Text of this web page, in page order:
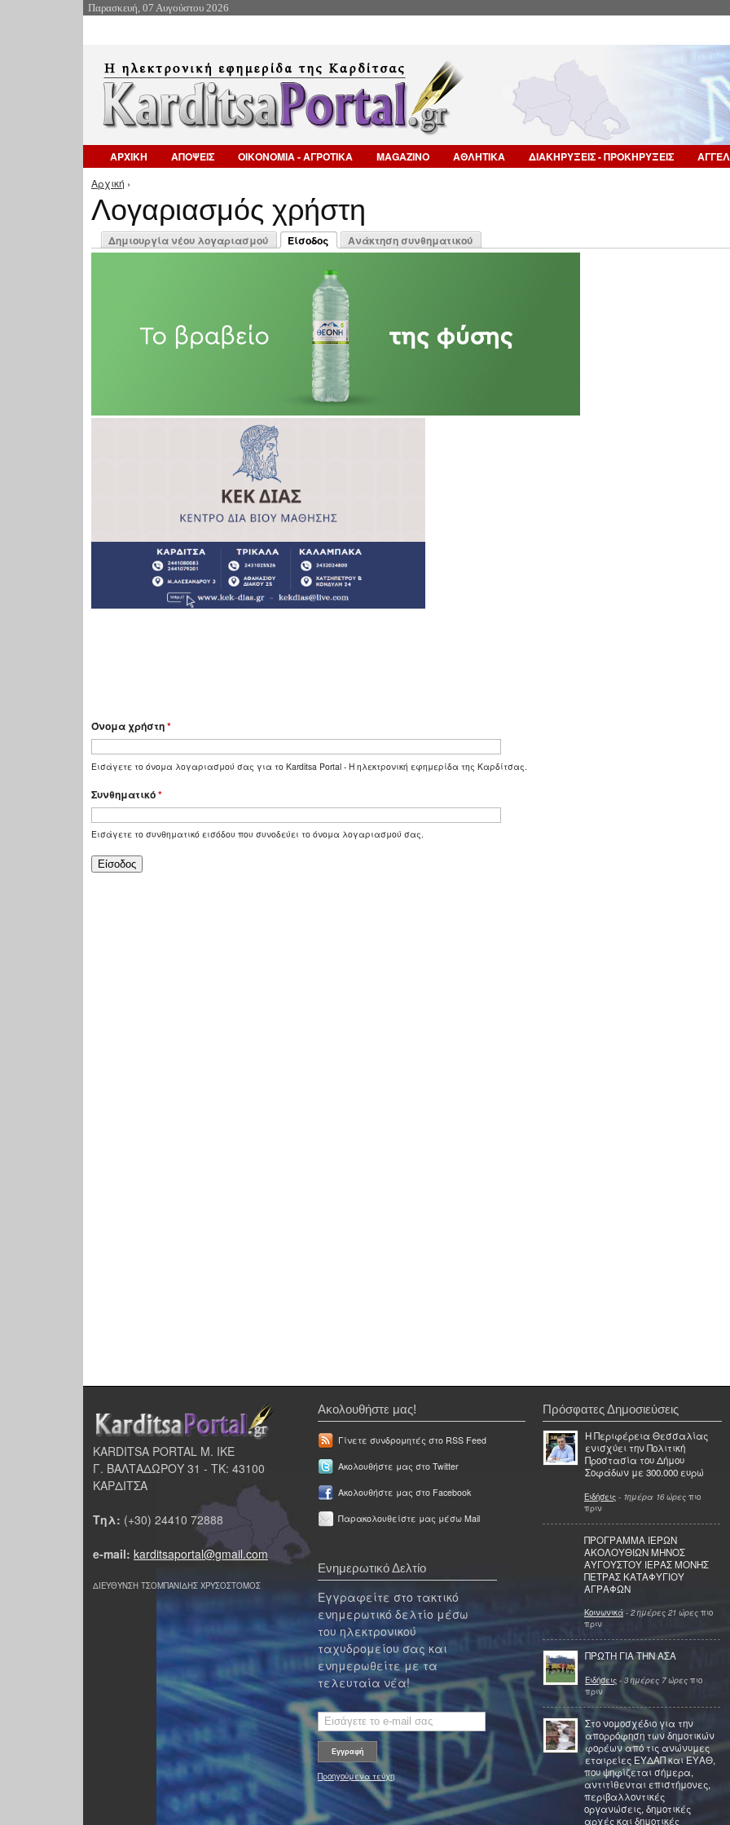
Παρασκευή, 07 Αυγούστου 2026
ΑΡΧΙΚΗ ΑΠΟΨΕΙΣ ΟΙΚΟΝΟΜΙΑ - ΑΓΡΟΤΙΚΑ MAGAZINO ΑΘΛΗΤΙΚΑ ΔΙΑΚΗΡΥΞΕΙΣ - ΠΡΟΚΗΡΥΞΕΙΣ
Είστε εδώ
Αρχική ›
Λογαριασμός χρήστη
Πρωτεύουσες καρτέλες
Δημιουργία νέου λογαριασμού
Είσοδος
(ενεργή καρτέλα)
Ανάκτηση συνθηματικού
Όνομα χρήστη*
Εισάγετε το όνομα λογαριασμού σας για το Karditsa Portal - Η ηλεκτρονική εφημερίδα της Καρδίτσας.
Συνθηματικό*
Εισάγετε το συνθηματικό εισόδου που συνοδεύει το όνομα λογαριασμού σας.
KARDITSA PORTAL Μ. ΙΚΕ
Γ. ΒΑΛΤΑΔΩΡΟΥ 31 - ΤΚ: 43100
ΚΑΡΔΙΤΣΑ
Τηλ: (+30) 24410 72888
e-mail: karditsaportal@gmail.com
ΔΙΕΥΘΥΝΣΗ ΤΣΟΜΠΑΝΙΔΗΣ ΧΡΥΣΟΣΤΟΜΟΣ
Ακολουθήστε μας!
Γίνετε συνδρομητές στο RSS Feed
Ακολουθήστε μας στο Twitter
Ακολουθήστε μας στο Facebook
Παρακολουθείστε μας μέσω Mail
Ενημερωτικό Δελτίο
Εγγραφείτε στο τακτικό
ενημερωτικό δελτίο μέσω
του ηλεκτρονικού
ταχυδρομείου σας και
ενημερωθείτε με τα
τελευταία νέα!
Προηγούμενα τεύχη
Πρόσφατες Δημοσιεύσεις
Η Περιφέρεια Θεσσαλίας
ενισχύει την Πολιτική
Προστασία του Δήμου
Σοφάδων με 300.000 ευρώ
Ειδήσεις - 1ημέρα 16 ώρες πιο
πριν
ΠΡΟΓΡΑΜΜΑ ΙΕΡΩΝ
ΑΚΟΛΟΥΘΙΩΝ ΜΗΝΟΣ
ΑΥΓΟΥΣΤΟΥ ΙΕΡΑΣ ΜΟΝΗΣ
ΠΕΤΡΑΣ ΚΑΤΑΦΥΓΙΟΥ
ΑΓΡΑΦΩΝ
Κοινωνικά - 2 ημέρες 21 ώρες πιο
πριν
ΠΡΩΤΗ ΓΙΑ ΤΗΝ ΑΣΑ
Ειδήσεις - 3 ημέρες 7 ώρες πιο
πριν
Στο νομοσχέδιο για την
απορρόφηση των δημοτικών
φορέων από τις ανώνυμες
εταιρείες ΕΥΔΑΠ και ΕΥΑΘ,
που ψηφίζεται σήμερα,
αντιτίθενται επιστήμονες,
περιβαλλοντικές
οργανώσεις, δημοτικές
αρχές και δημοτικές